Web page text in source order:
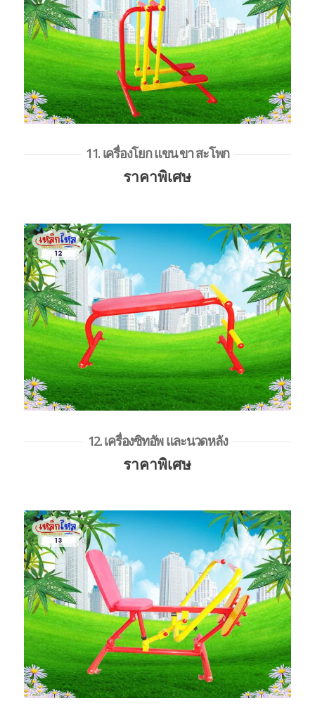
11. เครื่องโยก แขน ขา สะโพก
ราคาพิเศษ
12. เครื่องซิทอัพ และนวดหลัง
ราคาพิเศษ